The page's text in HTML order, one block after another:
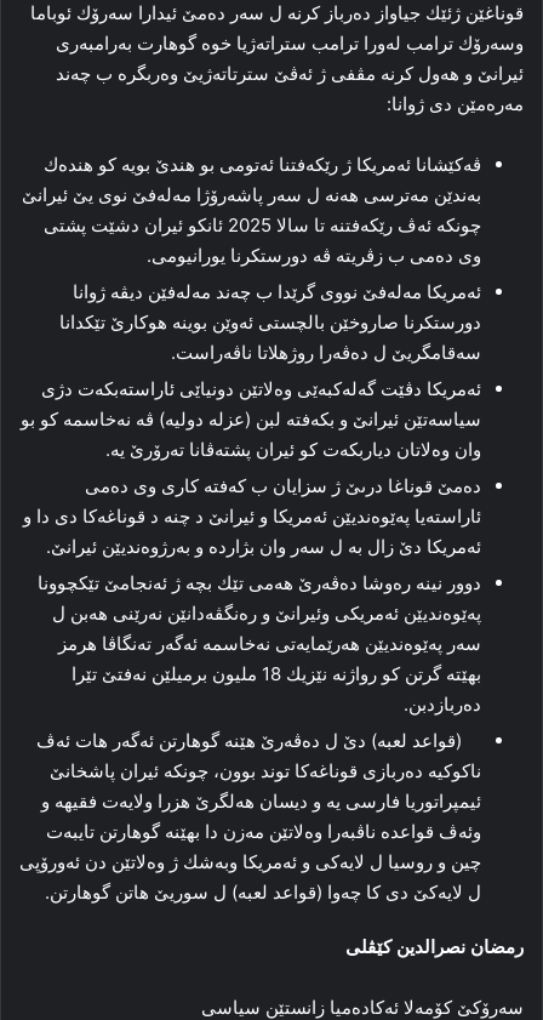
قوناغێن ژئێك جیاواز ده‌رباز كرنه‌ ل سه‌ر ده‌مێ ئیدارا سه‌رۆك ئوباما
وسه‌رۆك ترامب له‌ورا ترامب ستراتەژیا خوە گوهارت به‌رامبه‌رى
ئیرانێ و هه‌ول كرنه‌ مڤفى ژ ئه‌ڤێ سترتاتەژیێ وه‌ربگرە ب چه‌ند
مه‌ره‌مێن دى ژوانا:
ڤه‌كێشانا ئەمریكا ژ رێكه‌فتنا ئەتومی بو هندێ بویه‌ كو هنده‌ك
به‌ندێن مه‌ترسى هه‌نه‌ ل سه‌ر پاشەرۆژا مه‌لەفێ نوى یێ ئیرانێ
چونكه‌ ئه‌ڤ رێكه‌فتنه‌ تا سالا 2025 ئانكو ئیران دشێت پشتى
وى ده‌مى ب زڤریته‌ ڤه‌ دورستكرنا یورانیومى.
ئەمریكا مه‌لەفێ نووى گرێدا ب چه‌ند مه‌لەفێن دیڤه‌ ژوانا
دورستكرنا صاروخێن بالچستى ئه‌وێن بوینه‌ هوكارێ تێكدانا
سه‌قامگریێ ل ده‌ڤه‌را روژهلاتا ناڤه‌راست.
ئەمریكا دڤێت گەلەكبه‌ێى وه‌لاتێن دونیاێى ئاراسته‌بكه‌ت دژى
سیاسه‌تێن ئیرانێ و بكه‌فته‌ لبن (عزله‌ دولیه‌) ڤه‌ نه‌خاسمه‌ كو بو
وان وه‌لاتان دیاربكه‌ت كو ئیران پشته‌ڤانا تەرۆرێ یه‌.
ده‌مێ قوناغا درىێ ژ سزایان ب كه‌فته‌ كارى وى ده‌مى
ئاراستەیا په‌ێوه‌ندیێن ئەمریكا و ئیرانێ د چنه‌ د قوناغه‌كا دی دا و
ئەمریكا دێ زال بە ل سه‌ر وان بژاردە و به‌رژوه‌ندیێن ئیرانێ.
دوور نینه‌ ره‌وشا دەڤەرێ هه‌مى تێك بچە ژ ئه‌نجامێ تێكچوونا
په‌ێوه‌ندیێن ئەمریكی وئیرانێ و‌ رەنگڤه‌دانێن نه‌رێنى هه‌بن ل
سه‌ر په‌ێوه‌ندیێن هه‌رێمایه‌تى نه‌خاسمه‌ ئه‌گه‌ر تەنگاڤا هرمز
بهێته‌ گرتن كو رواژنه‌ نێزیك 18 ملیون برمیلێن نه‌فتێ تێرا
ده‌ربازدبن.
(قواعد لعبه)‌ دێ ل دەڤەرێ هێنه‌ گوهارتن ئه‌گه‌ر هات ئه‌ڤ
ناكوكیه‌ ده‌ربازى قوناغه‌كا توند بوون، چونكە ئیران پاشخانێ
ئیمپراتوریا فارسى یه‌ و دیسان هه‌لگرێ هزرا ولایه‌ت فقیهه‌ و
وئه‌ڤ قواعده‌ ناڤبه‌را وه‌لاتێن مه‌زن دا بهێنه‌ گوهارتن تایبەت
چین و روسیا ل لایه‌كى و ئەمریكا وبه‌شك ژ وه‌لاتێن دن ئەورۆپی
ل لایه‌كێ دى كا چه‌وا (قواعد لعبه)‌ ل سوریێ هاتن گوهارتن.
رمضان نصرالدین کێڤلى
سەرۆكێ كۆمەلا ئەكادەمیا زانستێن سیاسی